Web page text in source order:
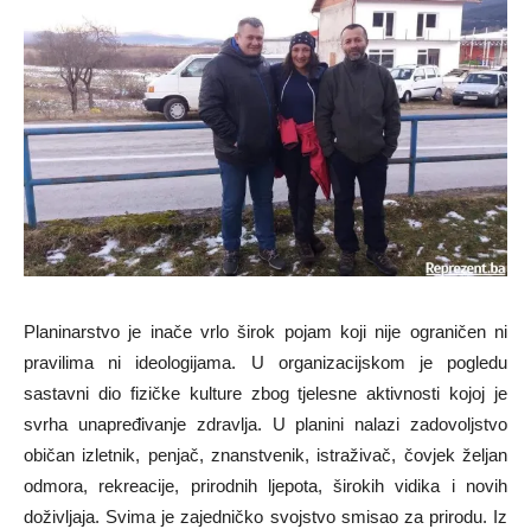
Planinarstvo je inače vrlo širok pojam koji nije ograničen ni
pravilima ni ideologijama. U organizacijskom je pogledu
sastavni dio fizičke kulture zbog tjelesne aktivnosti kojoj je
svrha unapređivanje zdravlja. U planini nalazi zadovoljstvo
običan izletnik, penjač, znanstvenik, istraživač, čovjek željan
odmora, rekreacije, prirodnih ljepota, širokih vidika i novih
doživljaja. Svima je zajedničko svojstvo smisao za prirodu. Iz